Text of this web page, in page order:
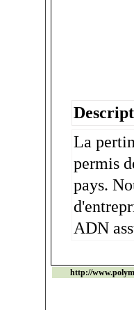
La
permis
pays.
ADN
http://